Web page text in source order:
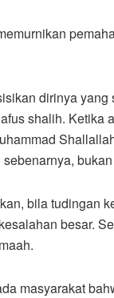
dirinya
shalih. Ketika
bukan
bila tudingan
besar.
masyarakat